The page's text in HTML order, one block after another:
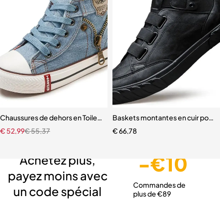
Chaussures de dehors en Toile pour Enfant Garçon et Fille
€55,37
€ 52,99
Baskets montantes en cuir pour
€66,78
Achetez plus,
payez moins avec
un code spécial
-€10
Commandes de
plus de €89